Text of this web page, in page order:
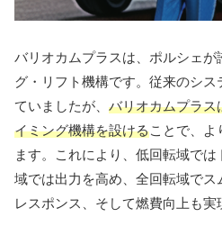
バリオカムプラスは、ポルシェが
グ・リフト機構です。従来のシ
ていましたが、 バリオカムプラス
イミング機構を設けることで、よ
ます。これにより、低回転域で
域では出力を高め、全回転域でス
レスポンス、そして燃費向上も実